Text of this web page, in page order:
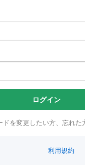
ログイン
ドを変更したい方、忘れた
利用規約